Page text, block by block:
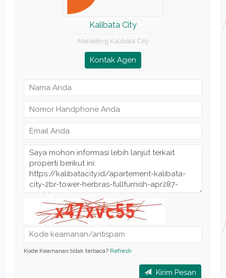
Kalibata City
Marketing Kalibata City
Kontak Agen
Kode Keamanan tidak terbaca? Refresh
Kirim Pesan